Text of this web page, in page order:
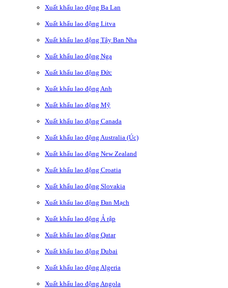
Xuất khẩu lao động Ba Lan
Xuất khẩu lao động Litva
Xuất khẩu lao động Tây Ban Nha
Xuất khẩu lao động Nga
Xuất khẩu lao động Đức
Xuất khẩu lao động Anh
Xuất khẩu lao động Mỹ
Xuất khẩu lao động Canada
Xuất khẩu lao động Australia (Úc)
Xuất khẩu lao động New Zealand
Xuất khẩu lao động Croatia
Xuất khẩu lao động Slovakia
Xuất khẩu lao động Đan Mạch
Xuất khẩu lao động Ả rập
Xuất khẩu lao động Qatar
Xuất khẩu lao động Dubai
Xuất khẩu lao động Algeria
Xuất khẩu lao động Angola